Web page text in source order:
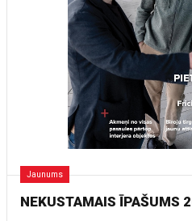
Jaunums
NEKUSTAMAIS ĪPAŠUMS